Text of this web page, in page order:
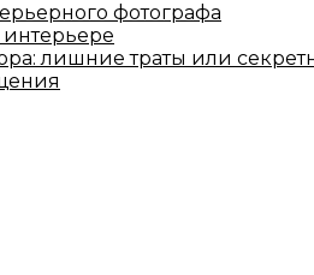
фотографа
лишние траты или